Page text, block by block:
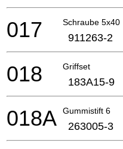
Schraube 5x40
017 911263-2
Griffset
018 183A15-9
Gummistift 6
018A 263005-3